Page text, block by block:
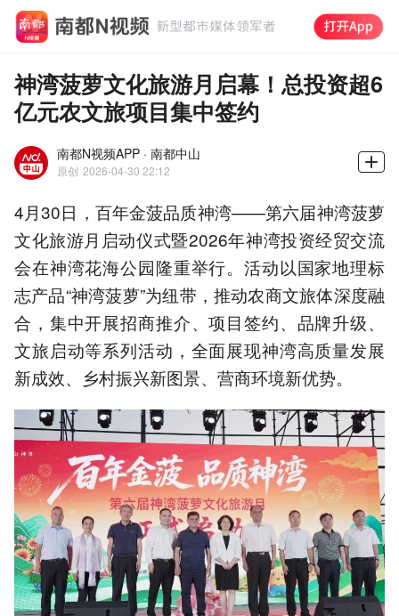
神湾菠萝文化旅游月启幕！总投资超6
亿元农文旅项目集中签约
南都N视频APP · 南都中山
原创 2026-04-30 22:12
4月30日，百年金菠品质神湾——第六届神湾菠萝
文化旅游月启动仪式暨2026年神湾投资经贸交流
会在神湾花海公园隆重举行。活动以国家地理标
志产品“神湾菠萝”为纽带，推动农商文旅体深度融
合，集中开展招商推介、项目签约、品牌升级、
文旅启动等系列活动，全面展现神湾高质量发展
新成效、乡村振兴新图景、营商环境新优势。